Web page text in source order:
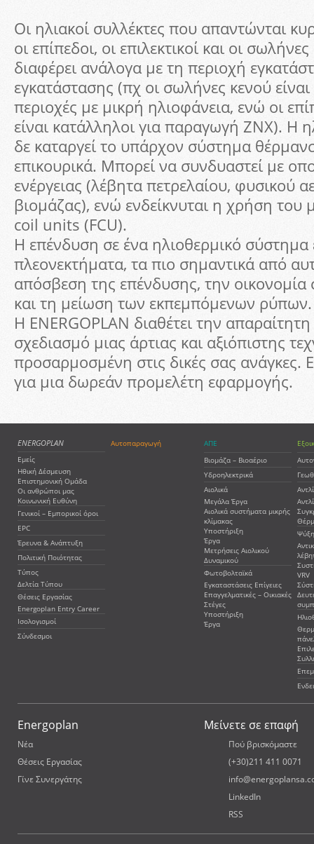
Οι ηλιακοί συλλέκτες που απαντώνται
οι επίπεδοι, οι επιλεκτικοί και οι
διαφέρει ανάλογα με τη περιοχή
εγκατάστασης (πχ οι σωλήνες κενού
περιοχές με μικρή ηλιοφάνεια, ενώ οι
είναι κατάλληλοι για παραγωγή ΖΝΧ). Η
δε καταργεί το υπάρχον σύστημα
επικουρικά. Μπορεί να συνδυαστεί με
ενέργειας (λέβητα πετρελαίου, φυσικού
βιομάζας), ενώ ενδείκνυται η χρήση του
coil units (FCU).
Η επένδυση σε ένα ηλιοθερμικό σύστημα
πλεονεκτήματα, τα πιο σημαντικά από
απόσβεση της επένδυσης, την
και τη μείωση των εκπεμπόμενων ρύπων.
Η ENERGOPLAN διαθέτει την
σχεδιασμό μιας άρτιας και αξιόπιστης
προσαρμοσμένη στις δικές σας ανάγκες.
για μια δωρεάν προμελέτη εφαρμογής.
ENERGOPLAN
Εμείς
Ηθική Δέσμευση
Επιστημονική Ομάδα
Οι ανθρώποι μας
Κοινωνική Ευθύνη
Γενικοί – Εμπορικοί όροι
EPC
Έρευνα & Ανάπτυξη
Πολιτική Ποιότητας
Τύπος
Δελτία Τύπου
Θέσεις Εργασίας
Energoplan Entry Career
Ισολογισμοί
Σύνδεσμοι
Αυτοπαραγωγή
ΑΠΕ
Βιομάζα – Βιοαέριο
Υδροηλεκτρικά
Αιολικά
Μεγάλα Έργα
Αιολικά συστήματα μικρής
κλίμακας
Υποστήριξη
Έργα
Μετρήσεις Αιολικού
Δυναμικού
Φωτοβολταϊκά
Εγκαταστάσεις Επίγειες
Επαγγελματικές – Οικιακές
Στέγες
Υποστήριξη
Έργα
VRV
Energoplan
Νέα
Θέσεις Εργασίας
Γίνε Συνεργάτης
Μείνετε σε επαφή
Πού βρισκόμαστε
(+30)211 411 0071
LinkedIn
RSS